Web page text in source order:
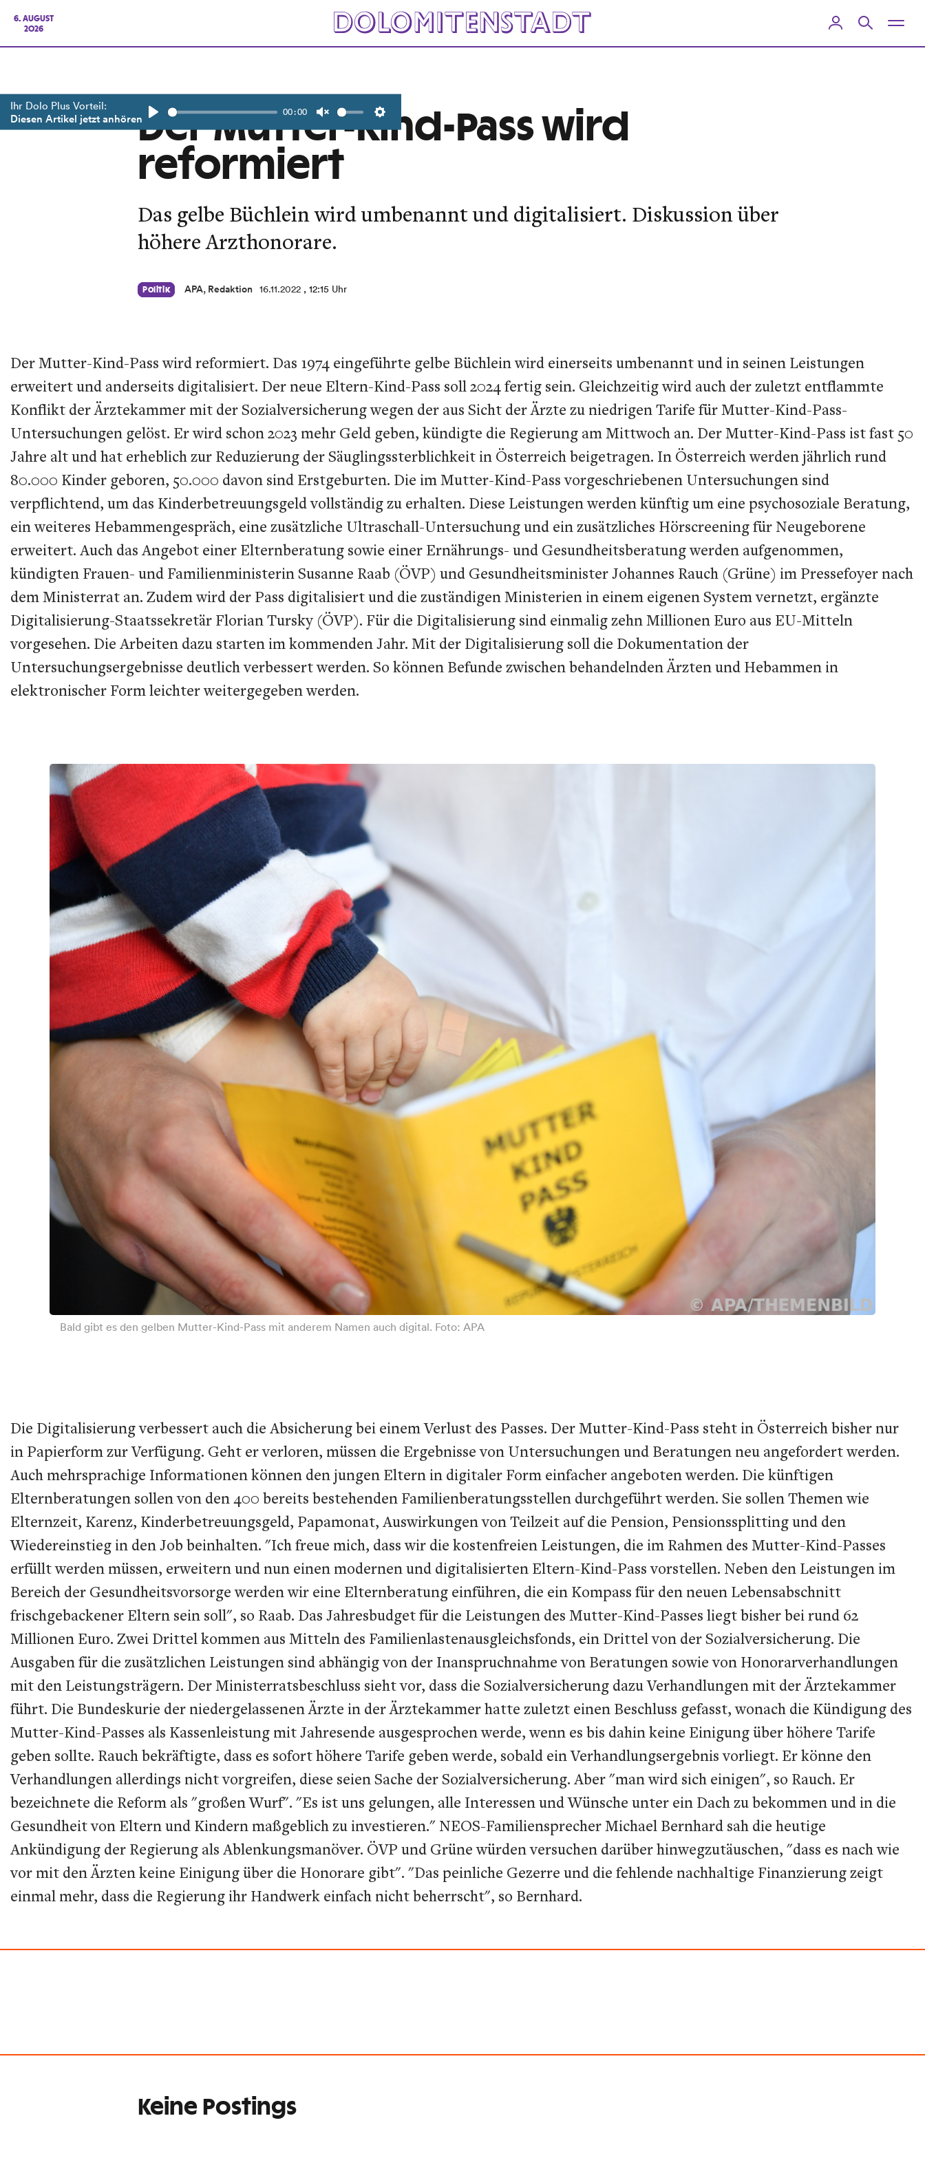
6. AUGUST
2026
Ihr Dolo Plus Vorteil:
Diesen Artikel jetzt anhören
Play
00:00
Unmute Settings
Der Mutter-Kind-Pass wird
reformiert
Das gelbe Büchlein wird umbenannt und digitalisiert. Diskussion über
höhere Arzthonorare.
Politik APA, Redaktion 16.11.2022 , 12:15 Uhr
Der Mutter-Kind-Pass wird reformiert. Das 1974 eingeführte gelbe Büchlein wird einerseits umbenannt und in seinen Leistungen
erweitert und anderseits digitalisiert. Der neue Eltern-Kind-Pass soll 2024 fertig sein. Gleichzeitig wird auch der zuletzt entflammte
Konflikt der Ärztekammer mit der Sozialversicherung wegen der aus Sicht der Ärzte zu niedrigen Tarife für Mutter-Kind-Pass-
Untersuchungen gelöst. Er wird schon 2023 mehr Geld geben, kündigte die Regierung am Mittwoch an. Der Mutter-Kind-Pass ist fast 50
Jahre alt und hat erheblich zur Reduzierung der Säuglingssterblichkeit in Österreich beigetragen. In Österreich werden jährlich rund
80.000 Kinder geboren, 50.000 davon sind Erstgeburten. Die im Mutter-Kind-Pass vorgeschriebenen Untersuchungen sind
verpflichtend, um das Kinderbetreuungsgeld vollständig zu erhalten. Diese Leistungen werden künftig um eine psychosoziale Beratung,
ein weiteres Hebammengespräch, eine zusätzliche Ultraschall-Untersuchung und ein zusätzliches Hörscreening für Neugeborene
erweitert. Auch das Angebot einer Elternberatung sowie einer Ernährungs- und Gesundheitsberatung werden aufgenommen,
kündigten Frauen- und Familienministerin Susanne Raab (ÖVP) und Gesundheitsminister Johannes Rauch (Grüne) im Pressefoyer nach
dem Ministerrat an. Zudem wird der Pass digitalisiert und die zuständigen Ministerien in einem eigenen System vernetzt, ergänzte
Digitalisierung-Staatssekretär Florian Tursky (ÖVP). Für die Digitalisierung sind einmalig zehn Millionen Euro aus EU-Mitteln
vorgesehen. Die Arbeiten dazu starten im kommenden Jahr. Mit der Digitalisierung soll die Dokumentation der
Untersuchungsergebnisse deutlich verbessert werden. So können Befunde zwischen behandelnden Ärzten und Hebammen in
elektronischer Form leichter weitergegeben werden.
Bald gibt es den gelben Mutter-Kind-Pass mit anderem Namen auch digital. Foto: APA
Die Digitalisierung verbessert auch die Absicherung bei einem Verlust des Passes. Der Mutter-Kind-Pass steht in Österreich bisher nur
in Papierform zur Verfügung. Geht er verloren, müssen die Ergebnisse von Untersuchungen und Beratungen neu angefordert werden.
Auch mehrsprachige Informationen können den jungen Eltern in digitaler Form einfacher angeboten werden. Die künftigen
Elternberatungen sollen von den 400 bereits bestehenden Familienberatungsstellen durchgeführt werden. Sie sollen Themen wie
Elternzeit, Karenz, Kinderbetreuungsgeld, Papamonat, Auswirkungen von Teilzeit auf die Pension, Pensionssplitting und den
Wiedereinstieg in den Job beinhalten. "Ich freue mich, dass wir die kostenfreien Leistungen, die im Rahmen des Mutter-Kind-Passes
erfüllt werden müssen, erweitern und nun einen modernen und digitalisierten Eltern-Kind-Pass vorstellen. Neben den Leistungen im
Bereich der Gesundheitsvorsorge werden wir eine Elternberatung einführen, die ein Kompass für den neuen Lebensabschnitt
frischgebackener Eltern sein soll", so Raab. Das Jahresbudget für die Leistungen des Mutter-Kind-Passes liegt bisher bei rund 62
Millionen Euro. Zwei Drittel kommen aus Mitteln des Familienlastenausgleichsfonds, ein Drittel von der Sozialversicherung. Die
Ausgaben für die zusätzlichen Leistungen sind abhängig von der Inanspruchnahme von Beratungen sowie von Honorarverhandlungen
mit den Leistungsträgern. Der Ministerratsbeschluss sieht vor, dass die Sozialversicherung dazu Verhandlungen mit der Ärztekammer
führt. Die Bundeskurie der niedergelassenen Ärzte in der Ärztekammer hatte zuletzt einen Beschluss gefasst, wonach die Kündigung des
Mutter-Kind-Passes als Kassenleistung mit Jahresende ausgesprochen werde, wenn es bis dahin keine Einigung über höhere Tarife
geben sollte. Rauch bekräftigte, dass es sofort höhere Tarife geben werde, sobald ein Verhandlungsergebnis vorliegt. Er könne den
Verhandlungen allerdings nicht vorgreifen, diese seien Sache der Sozialversicherung. Aber "man wird sich einigen", so Rauch. Er
bezeichnete die Reform als "großen Wurf". "Es ist uns gelungen, alle Interessen und Wünsche unter ein Dach zu bekommen und in die
Gesundheit von Eltern und Kindern maßgeblich zu investieren." NEOS-Familiensprecher Michael Bernhard sah die heutige
Ankündigung der Regierung als Ablenkungsmanöver. ÖVP und Grüne würden versuchen darüber hinwegzutäuschen, "dass es nach wie
vor mit den Ärzten keine Einigung über die Honorare gibt". "Das peinliche Gezerre und die fehlende nachhaltige Finanzierung zeigt
einmal mehr, dass die Regierung ihr Handwerk einfach nicht beherrscht", so Bernhard.
Keine Postings